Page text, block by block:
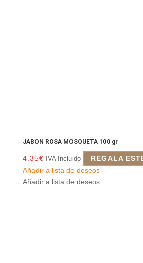
JABON ROSA MOSQUETA 100 gr
4.35€ IVA Incluido
REGALA
Añadir a lista de deseos
Añadir a lista de deseos